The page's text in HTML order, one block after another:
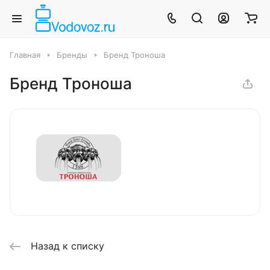
Главная Бренды Бренд Троноша
Бренд Троноша
Назад к списку